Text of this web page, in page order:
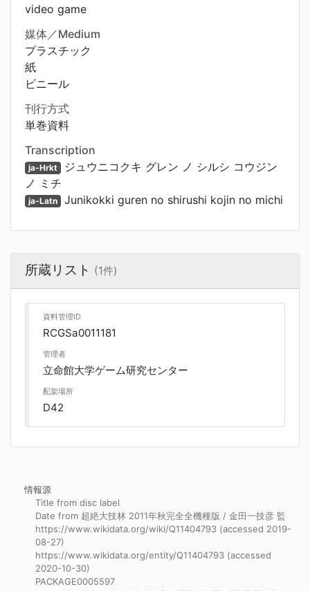
video game
媒体／Medium
プラスチック
紙
ビニール
刊行方式
単巻資料
Transcription
ja-Hrkt ジュウニコクキ グレン ノ シルシ コウジン
ノ ミチ
ja-Latn Junikokki guren no shirushi kojin no michi
所蔵リスト (1件)
資料管理ID
RCGSa0011181
管理者
立命館大学ゲーム研究センター
配架場所
D42
情報源
Title from disc label
Date from 超絶大技林 2011年秋完全全機種版 / 金田一技彦 監
https://www.wikidata.org/wiki/Q11404793 (accessed 2019-
08-27)
https://www.wikidata.org/entity/Q11404793 (accessed
2020-10-30)
PACKAGE0005597